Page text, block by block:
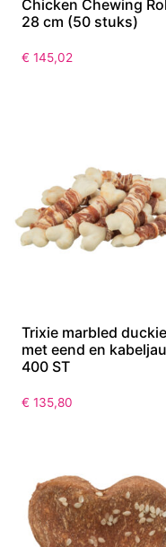
Chicken Chewing Roll
28 cm (50 stuks)
€ 145,02
Trixie marbled
met eend en
400 ST
€ 135,80